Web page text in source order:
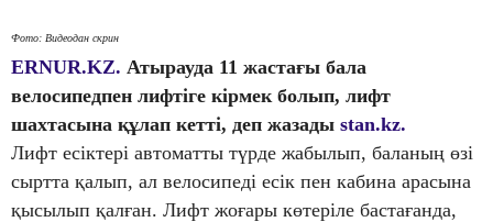
Фото: Видеодан скрин
ERNUR.KZ. Атырауда 11 жастағы бала
велосипедпен лифтіге кірмек болып, лифт
шахтасына құлап кетті, деп жазады stan.kz.
Лифт есіктері автоматты түрде жабылып, баланың өзі
сыртта қалып, ал велосипеді есік пен кабина арасына
қысылып қалған. Лифт жоғары көтеріле бастағанда,